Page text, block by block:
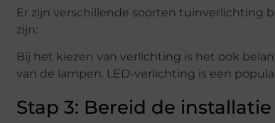
Er zijn verschillende soorten tuinverlichting
zijn:
Bij het kiezen van verlichting is het ook
van de lampen. LED-verlichting is een
Stap 3: Bereid de